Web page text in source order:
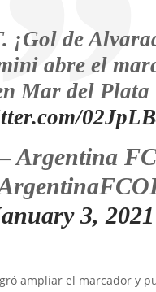
¡Gol de
abre el
Mar del Plata
Argentina FC
3, 2021
ampliar el marcador y